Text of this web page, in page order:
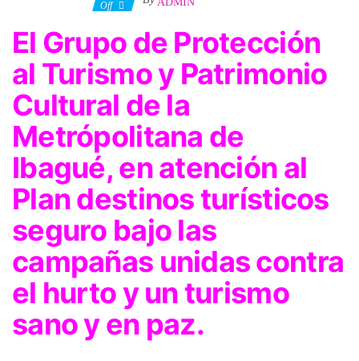
Off
El Grupo de Protección
al Turismo y Patrimonio
Cultural de la
Metrópolitana de
Ibagué, en atención al
Plan destinos turísticos
seguro bajo las
campañas unidas contra
el hurto y un turismo
sano y en paz.